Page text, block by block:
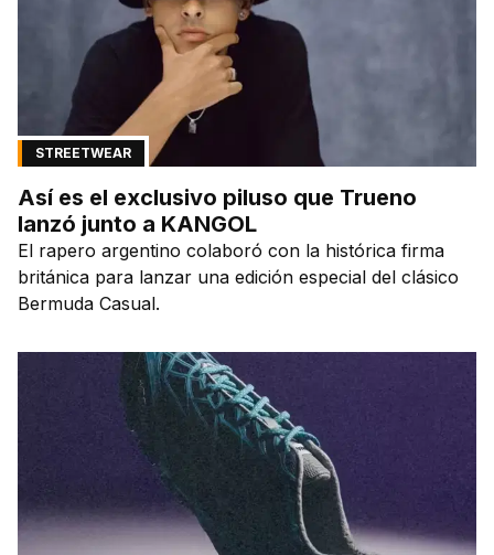
STREETWEAR
Así es el exclusivo piluso que Trueno
lanzó junto a KANGOL
El rapero argentino colaboró con la histórica firma
británica para lanzar una edición especial del clásico
Bermuda Casual.